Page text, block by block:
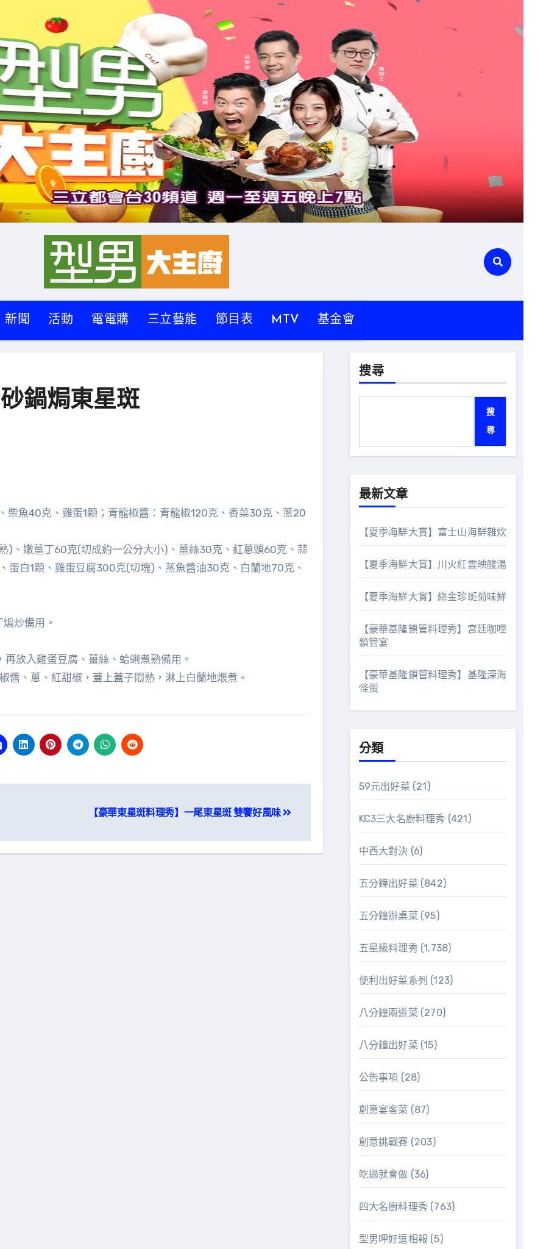
新聞 活動 電電購 三立藝能 節目表 MTV 基金會
鍋焗東星斑
柴魚40克、雞蛋1顆；青龍椒醬：青龍椒120克、香菜30克、蔥20
)、嫩薑丁60克(切成約一公分大小)、薑絲30克、紅蔥頭60克、蒜
白1顆、雞蛋豆腐300克(切塊)、蒸魚醬油30克、白蘭地70克、
炒備用。
放入雞蛋豆腐、薑絲、蛤蜊煮熟備用。
醬、蔥、紅甜椒，蓋上蓋子悶熟，淋上白蘭地煨煮。
【豪華東星斑料理秀】一尾東星斑 雙饗好風味
搜尋
搜
尋
最新文章
【夏季海鮮大賞】富士山海鮮雜炊
【夏季海鮮大賞】川火紅雲映酸湯
【夏季海鮮大賞】綠金珍斑菊味鮮
【豪華基隆鎖管料理秀】宮廷咖哩
鎖管宴
【豪華基隆鎖管料理秀】基隆深海
怪蛋
分類
59元出好菜 (21)
KC3三大名廚料理秀 (421)
中西大對決 (6)
五分鐘出好菜 (842)
五分鐘辦桌菜 (95)
五星級料理秀(1,738)
便利出好菜系列 (123)
八分鐘兩道菜 (270)
八分鐘出好菜 (15)
公告事項 (28)
創意宴客菜 (87)
創意挑戰賽 (203)
吃過就會做 (36)
四大名廚料理秀(763)
型男呷好逗相報 (5)